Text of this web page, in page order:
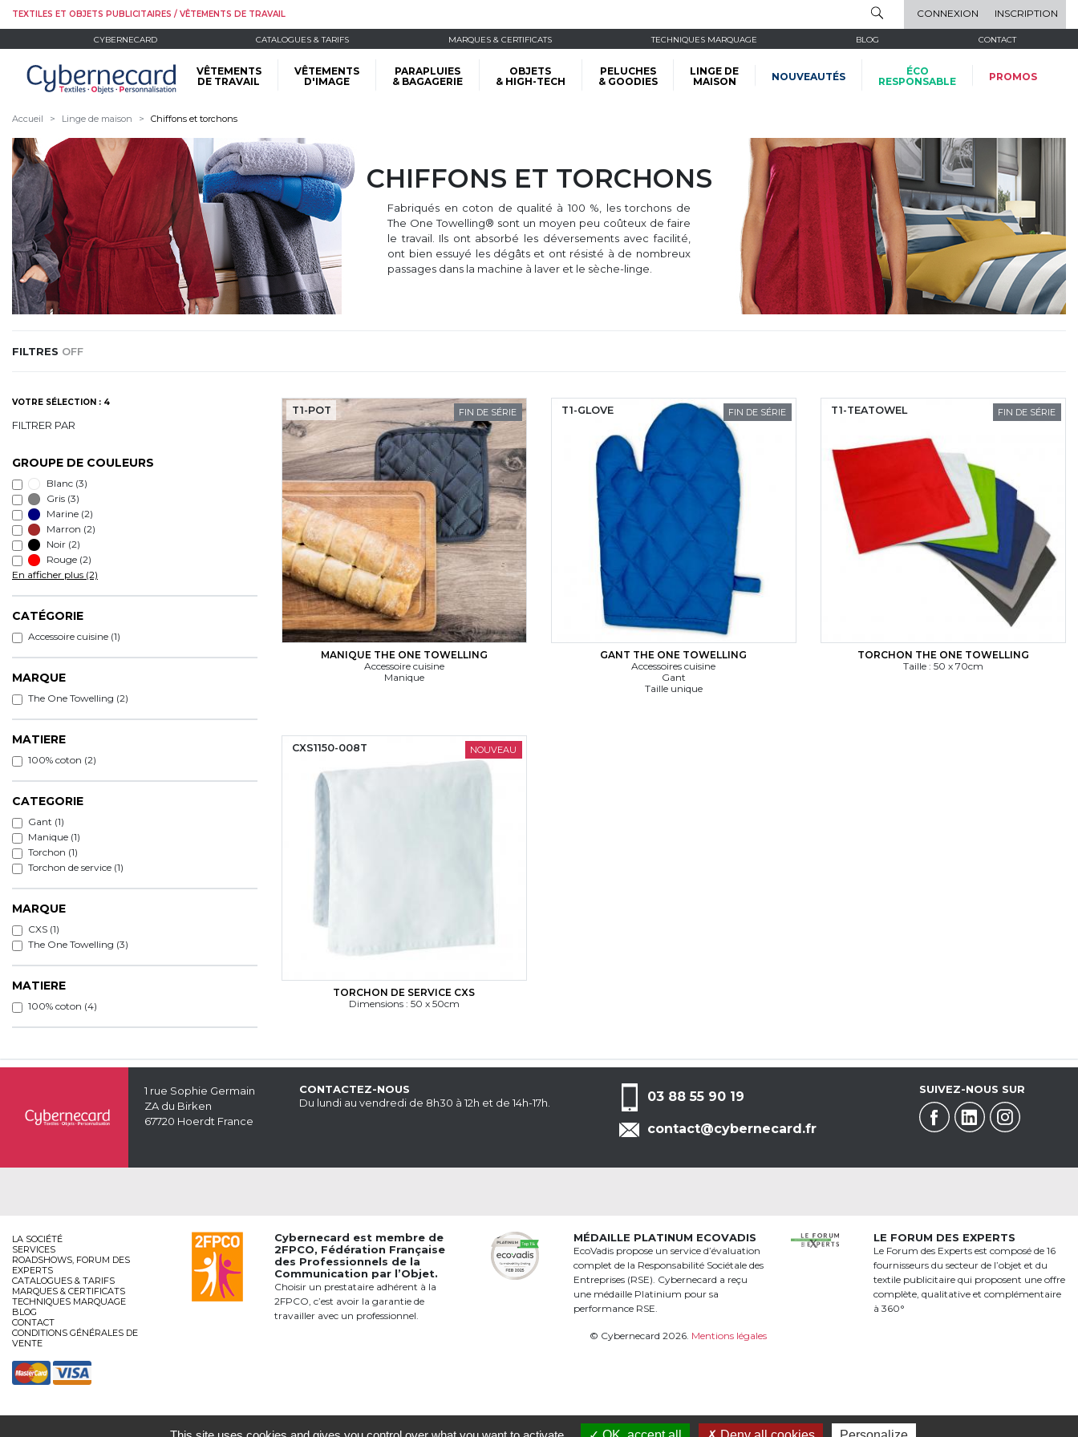
TEXTILES ET OBJETS PUBLICITAIRES / VÊTEMENTS DE TRAVAIL CONNEXION INSCRIPTION
CYBERNECARD CATALOGUES & TARIFS MARQUES & CERTIFICATS TECHNIQUES MARQUAGE BLOG CONTACT
VÊTEMENTS
DE TRAVAIL
VÊTEMENTS
D'IMAGE
PARAPLUIES
& BAGAGERIE
OBJETS
& HIGH-TECH
PELUCHES
& GOODIES
LINGE DE
MAISON
NOUVEAUTÉS
ÉCO
RESPONSABLE
PROMOS
Accueil Linge de maison Chiffons et torchons
CHIFFONS ET TORCHONS
Fabriqués en coton de qualité à 100 %, les torchons de
The One Towelling® sont un moyen peu coûteux de faire
le travail. Ils ont absorbé les déversements avec facilité,
ont bien essuyé les dégâts et ont résisté à de nombreux
passages dans la machine à laver et le sèche-linge.
FILTRES
VOTRE SÉLECTION : 4
FILTRER PAR
GROUPE DE COULEURS
Blanc (3)
Gris (3)
Marine (2)
Marron (2)
Noir (2)
Rouge (2)
En afficher plus (2)
CATÉGORIE
Accessoire cuisine (1)
MARQUE
The One Towelling (2)
MATIERE
100% coton (2)
CATEGORIE
Gant (1)
Manique (1)
Torchon (1)
Torchon de service (1)
MARQUE
CXS (1)
The One Towelling (3)
MATIERE
100% coton (4)
FIN DE SÉRIE
MANIQUE THE ONE TOWELLING
Accessoire cuisine
Manique
T1-POT FIN DE SÉRIE
GANT THE ONE TOWELLING
Accessoires cuisine
Gant
Taille unique
T1-GLOVE FIN DE SÉRIE
TORCHON THE ONE TOWELLING
Taille : 50 x 70cm
T1-TEATOWEL
NOUVEAU
TORCHON DE SERVICE CXS
Dimensions : 50 x 50cm
CXS1150-008T
1 rue Sophie Germain
ZA du Birken
67720 Hoerdt France
CONTACTEZ-NOUS
Du lundi au vendredi de 8h30 à 12h et de 14h-17h.
03 88 55 90 19
contact@cybernecard.fr
SUIVEZ-NOUS SUR
LA SOCIÉTÉ
SERVICES
ROADSHOWS, FORUM DES
EXPERTS
CATALOGUES & TARIFS
MARQUES & CERTIFICATS
TECHNIQUES MARQUAGE
BLOG
CONTACT
CONDITIONS GÉNÉRALES DE
VENTE
Cybernecard est membre de
2FPCO, Fédération Française
des Professionnels de la
Communication par l’Objet.
Choisir un prestataire adhérent à la
2FPCO, c’est avoir la garantie de
travailler avec un professionnel.
MÉDAILLE PLATINUM ECOVADIS
EcoVadis propose un service d’évaluation
complet de la Responsabilité Sociétale des
Entreprises (RSE). Cybernecard a reçu
une médaille Platinium pour sa
performance RSE.
© Cybernecard 2026. Mentions légales
LE FORUM DES EXPERTS
Le Forum des Experts est composé de 16
fournisseurs du secteur de l’objet et du
textile publicitaire qui proposent une offre
complète, qualitative et complémentaire
à 360°